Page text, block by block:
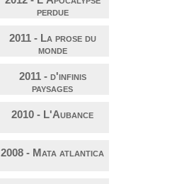
perdue
2011 - La prose du
monde
2011 - d'infinis
paysages
2010 - L'Aubance
2008 - Mata atlantica